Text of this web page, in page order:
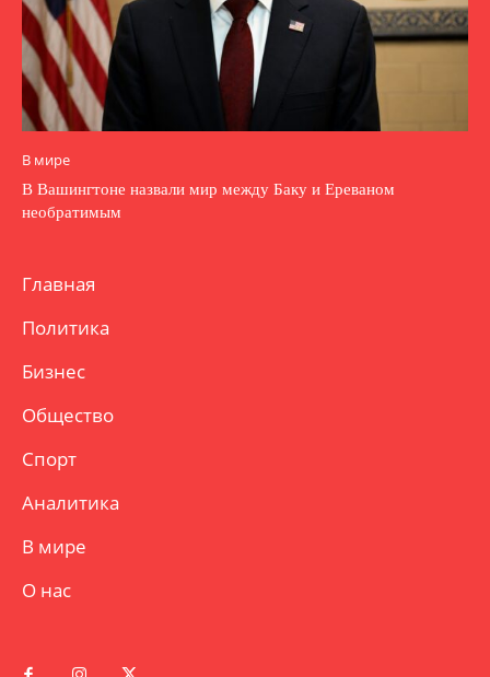
В мире
В Вашингтоне назвали мир между Баку и Ереваном
необратимым
Главная
Политика
Бизнес
Общество
Спорт
Аналитика
В мире
О нас